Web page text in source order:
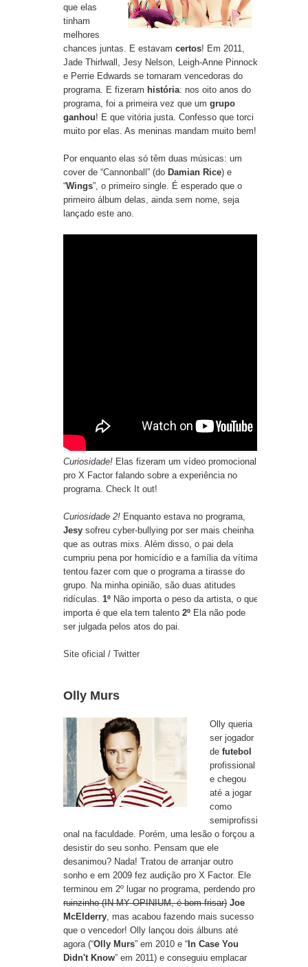
que elas
tinham
melhores
chances juntas. E estavam certos! Em 2011,
Jade Thirlwall, Jesy Nelson, Leigh-Anne Pinnock
e Perrie Edwards se tornaram vencedoras do
programa. E fizeram história: nos oito anos do
programa, foi a primeira vez que um grupo
ganhou! E que vitória justa. Confesso que torci
muito por elas. As meninas mandam muito bem!
Por enquanto elas só têm duas músicas: um
cover de “Cannonball ” (do Damian Rice) e
“Wings”, o primeiro single. É esperado que o
primeiro álbum delas, ainda sem nome, seja
lançado este ano.
Curiosidade! Elas fizeram um vídeo promocional
pro X Factor falando sobre a experiência no
programa. Check It out!
Curiosidade 2! Enquanto estava no programa,
Jesy sofreu cyber-bullying por ser mais cheinha
que as outras mixs. Além disso, o pai dela
cumpriu pena por homicídio e a família da vítima
tentou fazer com que o programa a tirasse do
grupo. Na minha opinião, são duas atitudes
ridículas. 1º Não importa o peso da artista, o que
importa é que ela tem talento 2º Ela não pode
ser julgada pelos atos do pai.
Site oficial / Twitter
Olly Murs
Olly queria
ser jogador
de futebol
profissional
e chegou
até a jogar
como
semiprofissi
onal na faculdade. Porém, uma lesão o forçou a
desistir do seu sonho. Pensam que ele
desanimou? Nada! Tratou de arranjar outro
sonho e em 2009 fez audição pro X Factor. Ele
terminou em 2º lugar no programa, perdendo pro
ruinzinho (IN MY OPINIUM, é bom frisar) Joe
McElderry, mas acabou fazendo mais sucesso
que o vencedor! Olly lançou dois álbuns até
agora (“Olly Murs” em 2010 e “ In Case You
Didn't Know” em 2011) e conseguiu emplacar